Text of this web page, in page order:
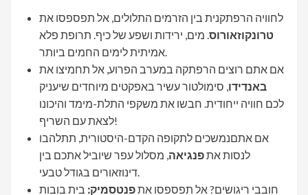
לחוויה הרפתקנית בין הזרמים התלולים, אל תפספסו את
טרונקוזאורוס. מים, ירידות ושפע של כיף. תרופת פלא
אמיתית לימים החמים ביותר.
אם אתם רוצים הרפתקה במערב הפרוע, אל תחמיצו את
באנדידו, סימולטור עשיר באפקטים מיוחדים שיעניק
לכם חוויה ייחודית. חבשו את משקפי התלת-מימד והיכונו
לצאת עם השריף!
אם אתםנמשכים לתקופה הקדם-היסטורית, תתלהבו
לנסות אתפנגיאה, מסלול עפר שיוביל אתכם בין
דינוזאורים בגודל טבעי.
חובבי ריגושים? אל תפספסו אתפנטסמיק: בית בובות